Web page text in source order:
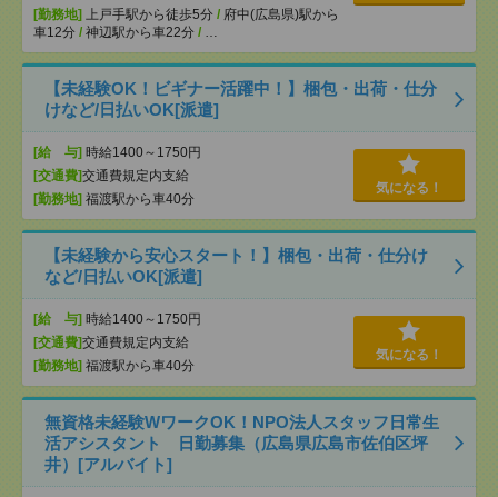
[勤務地] 上戸手駅から徒歩5分 / 府中(広島県)駅から
車12分 / 神辺駅から車22分 / …
【未経験OK！ビギナー活躍中！】梱包・出荷・仕分
けなど/日払いOK[派遣]
[給 与] 時給1400～1750円
[交通費]交通費規定内支給
[勤務地] 福渡駅から車40分
気になる！
【未経験から安心スタート！】梱包・出荷・仕分け
など/日払いOK[派遣]
[給 与] 時給1400～1750円
[交通費]交通費規定内支給
[勤務地] 福渡駅から車40分
気になる！
無資格未経験WワークOK！NPO法人スタッフ日常生
活アシスタント 日勤募集（広島県広島市佐伯区坪
井）[アルバイト]